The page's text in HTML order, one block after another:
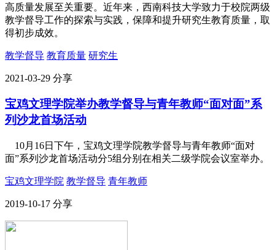
高质量发展至关重要。近年来，西南科技大学致力于校院两级
教学督导工作的探索与实践，保障和提升研究生教育质量，取
得初步成效。
教学督导 教育质量 研究生
2021-03-29 分享
宝鸡文理学院举办教学督导与青年教师“面对面”系
列沙龙首场活动
10月16日下午，宝鸡文理学院教学督导与青年教师“面对
面”系列沙龙首场活动分5组分别在相关二级学院会议室举办。
宝鸡文理学院 教学督导 青年教师
2019-10-17 分享